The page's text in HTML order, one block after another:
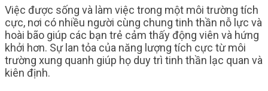
Việc được sống và làm việc trong một môi trường tích
cực, nơi có nhiều người cùng chung tinh thần nỗ lực và
hoài bão giúp các bạn trẻ cảm thấy động viên và hứng
khởi hơn. Sự lan tỏa của năng lượng tích cực từ môi
trường xung quanh giúp họ duy trì tinh thần lạc quan và
kiên định.